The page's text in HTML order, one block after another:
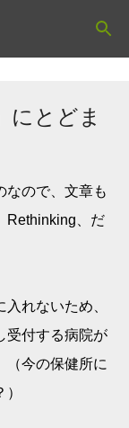
にとどま
なので、文章も
Rethinking、だ
れないため、
受付する病院が
（今の保健所に